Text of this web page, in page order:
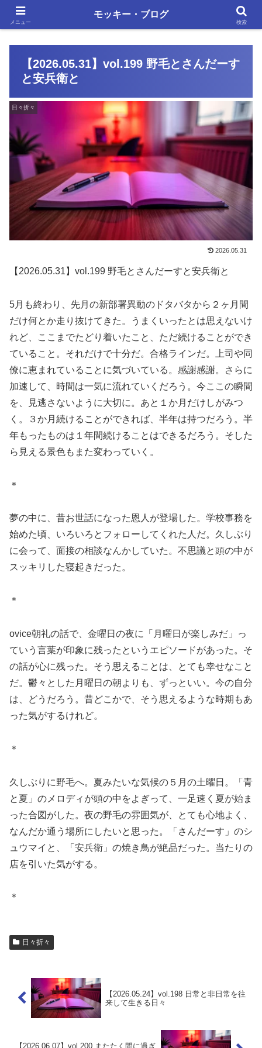
単調な日々にも、いろいろあります
【2026.05.31】vol.199 野毛とさんだーす
と安兵衛と
日々折々
2026.05.31
【2026.05.31】vol.199 野毛とさんだーすと安兵衛と
5月も終わり、先月の新部署異動のドタバタから２ヶ月間
だけ何とか走り抜けてきた。うまくいったとは思えないけ
れど、ここまでたどり着いたこと、ただ続けることができ
ていること。それだけで十分だ。合格ラインだ。上司や同
僚に恵まれていることに気づいている。感謝感謝。さらに
加速して、時間は一気に流れていくだろう。今ここの瞬間
を、見逃さないように大切に。あと１か月だけしがみつ
く。３か月続けることができれば、半年は持つだろう。半
年もったものは１年間続けることはできるだろう。そした
ら見える景色もまた変わっていく。
＊
夢の中に、昔お世話になった恩人が登場した。学校事務を
始めた頃、いろいろとフォローしてくれた人だ。久しぶり
に会って、面接の相談なんかしていた。不思議と頭の中が
スッキリした寝起きだった。
＊
ovice朝礼の話で、金曜日の夜に「月曜日が楽しみだ」っ
ていう言葉が印象に残ったというエピソードがあった。そ
の話が心に残った。そう思えることは、とても幸せなこと
だ。鬱々とした月曜日の朝よりも、ずっといい。今の自分
は、どうだろう。昔どこかで、そう思えるような時期もあ
った気がするけれど。
＊
久しぶりに野毛へ。夏みたいな気候の５月の土曜日。「青
と夏」のメロディが頭の中をよぎって、一足速く夏が始ま
った合図がした。夜の野毛の雰囲気が、とても心地よく、
なんだか通う場所にしたいと思った。「さんだーす」のシ
ュウマイと、「安兵衛」の焼き鳥が絶品だった。当たりの
店を引いた気がする。
＊
日々折々
【2026.05.24】vol.198 日常と非日常を往
来して生きる日々
【2026.06.07】vol.200 またたく間に過ぎ
メニュー
モッキー・ブログ
検索